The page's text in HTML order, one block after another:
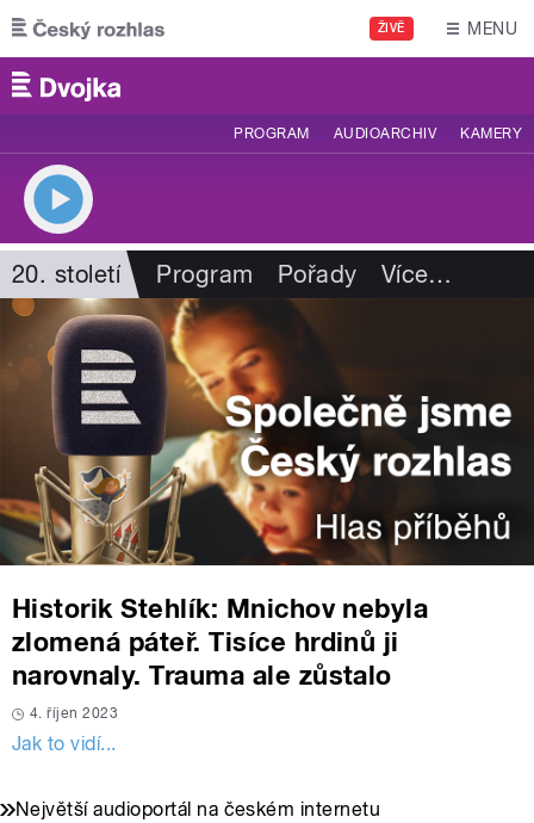
Přejít k hlavnímu obsahu
ŽIVĚ MENU
PROGRAM AUDIOARCHIV KAMERY
20. století Program Pořady Více…
Historik Stehlík: Mnichov nebyla
zlomená páteř. Tisíce hrdinů ji
narovnaly. Trauma ale zůstalo
4. říjen 2023
Jak to vidí...
Největší audioportál na českém internetu